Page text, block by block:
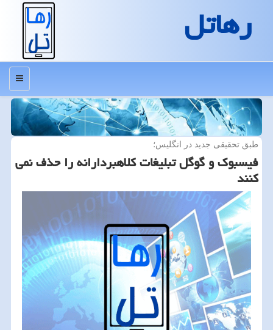
رهاتل
منو
طبق تحقیقی جدید در انگلیس؛
فیسبوك و گوگل تبلیغات كلاهبردارانه را حذف نمی
كنند